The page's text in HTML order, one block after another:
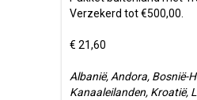
Verzekerd tot €500,00.
€ 21,60
Albanië, Andora, Bosnië-
Kanaaleilanden, Kroatië,